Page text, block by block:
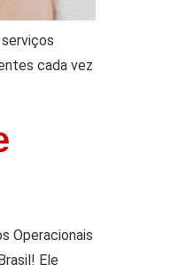
cada vez
Operacionais
Ele